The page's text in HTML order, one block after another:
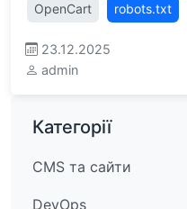
OpenCart
robots.txt
23.12.2025
admin
Категорії
CMS та сайти
DevOps